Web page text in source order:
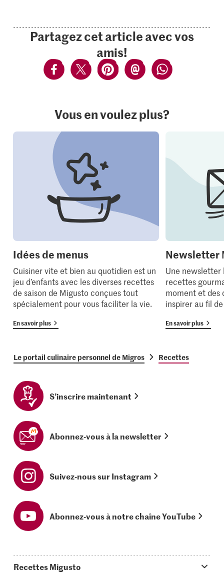
Partagez cet article avec vos
amis!
Vous en voulez plus?
Idées de menus
Cuisiner vite et bien au quotidien est un
jeu d’enfants avec les diverses recettes
de saison de Migusto conçues tout
spécialement pour vous faciliter la vie.
En savoir plus
Newsletter
Une newsletter
recettes
moment et des
inspirer au fil
En savoir plus
Le portail culinaire personnel de Migros Recettes
S’inscrire maintenant
Abonnez-vous à la newsletter
Suivez-nous sur Instagram
Abonnez-vous à notre chaîne YouTube
Recettes Migusto